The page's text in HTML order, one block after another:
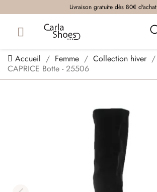
Livraison gratuite dès 80€ d'achat
Accueil Femme Collection hiver
CAPRICE Botte - 25506